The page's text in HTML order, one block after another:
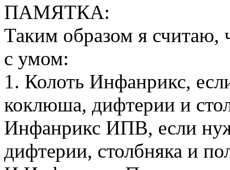
ПАМЯТКА:
Таким образом я считаю,
с умом:
1. Колоть Инфанрикс,
коклюша, дифтерии и
Инфанрикс ИПВ, если
дифтерии, столбняка и